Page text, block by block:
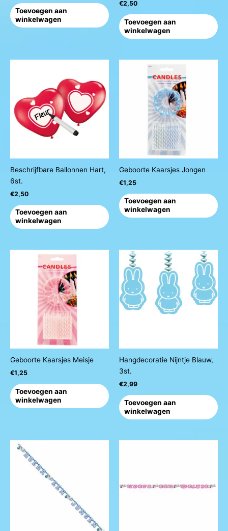
Toevoegen aan
winkelwagen
€2,50
Toevoegen aan
winkelwagen
Beschrijfbare Ballonnen Hart,
6st.
€2,50
Toevoegen aan
winkelwagen
Geboorte Kaarsjes Jongen
€1,25
Toevoegen aan
winkelwagen
Geboorte Kaarsjes Meisje
€1,25
Toevoegen aan
winkelwagen
Hangdecoratie Nijntje Blauw,
3st.
€2,99
Toevoegen aan
winkelwagen